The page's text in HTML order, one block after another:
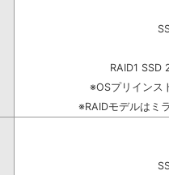
RAID1 SSD
※OSプリインス
※RAIDモデルはミ